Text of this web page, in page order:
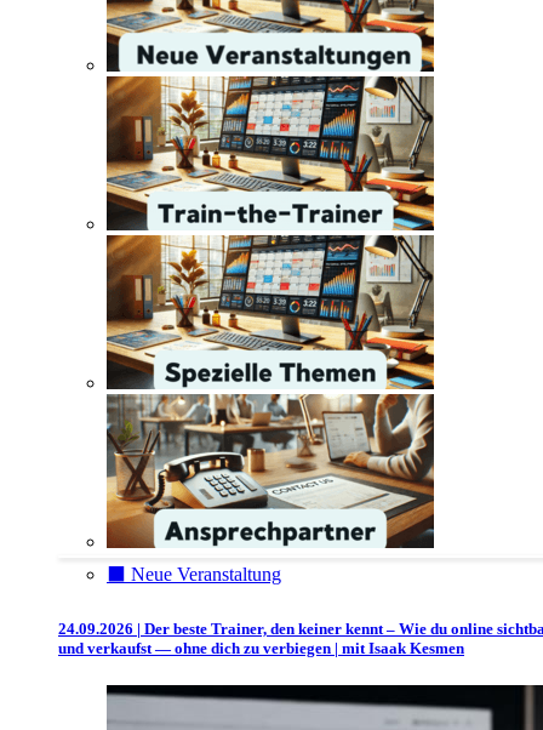
⬛️ Neue Veranstaltung
24.09.2026 | Der beste Trainer, den keiner kennt – Wie du online
und verkaufst — ohne dich zu verbiegen | mit Isaak Kesmen